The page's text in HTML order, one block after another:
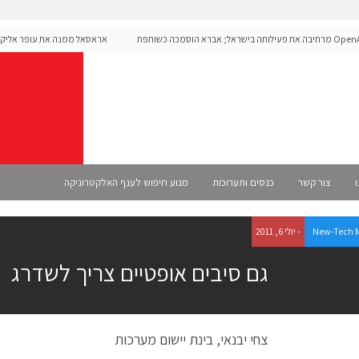
OpenAI מרחיבה את פעילותה בישראל; אברא הוסמכה כשותפת
אראסאל ממנה את עופר
צור קשר כנסים ותערוכות מנוע חיפוש לענף האלקטרוניקה
New-Tech - יולי 6, 2011
גם סיבים אופטיים צריך לשדרג
צחי יבנאי, בינת יישום מערכות